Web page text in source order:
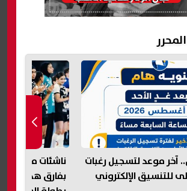
آخر موعد لتسجيل رغبات
للتنسيق الإلكتروني
ناشئات مصر
بفارق هدف